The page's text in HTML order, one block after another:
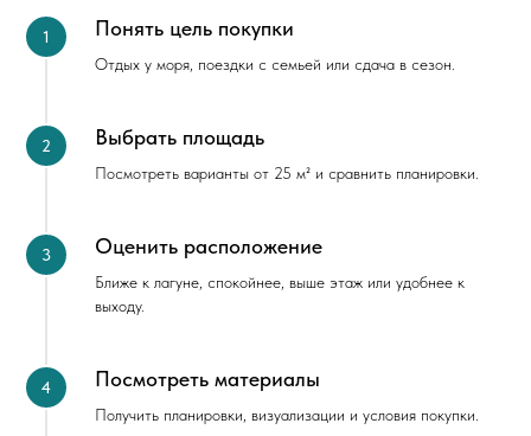
Понять цель покупки
Отдых у моря, поездки с семьей или сдача в сезон.
Выбрать площадь
Посмотреть варианты от 25 м² и сравнить планировки.
Оценить расположение
Ближе к лагуне, спокойнее, выше этаж или удобнее к
выходу.
Посмотреть материалы
Получить планировки, визуализации и условия покупки.